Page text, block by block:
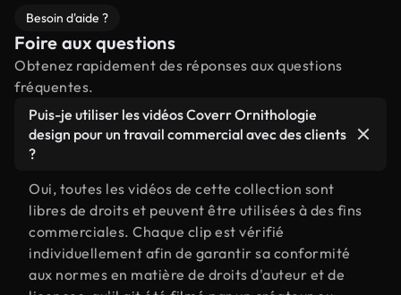
Besoin d'aide ?
Foire aux questions
Obtenez rapidement des réponses aux questions
fréquentes.
Puis-je utiliser les vidéos Coverr Ornithologie
design pour un travail commercial avec des clients
?
Oui, toutes les vidéos de cette collection sont
libres de droits et peuvent être utilisées à des fins
commerciales. Chaque clip est vérifié
individuellement afin de garantir sa conformité
aux normes en matière de droits d'auteur et de